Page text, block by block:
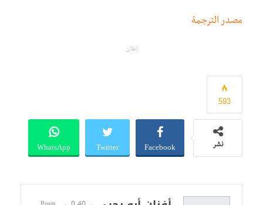
مصدر الترجمة
إعلان
593
نشر Facebook
Twitter
WhatsApp